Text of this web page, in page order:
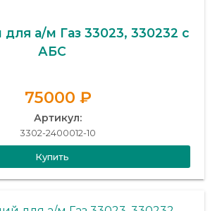
а/м Газ 33023, 330232 с
АБС
75000 ₽
Артикул:
3302-2400012-10
Купить